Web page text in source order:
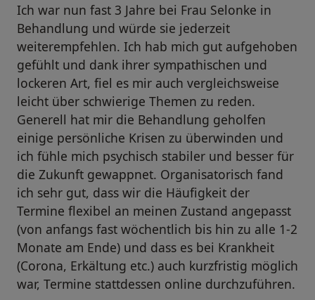
Ich war nun fast 3 Jahre bei Frau Selonke in
Behandlung und würde sie jederzeit
weiterempfehlen. Ich hab mich gut aufgehoben
gefühlt und dank ihrer sympathischen und
lockeren Art, fiel es mir auch vergleichsweise
leicht über schwierige Themen zu reden.
Generell hat mir die Behandlung geholfen
einige persönliche Krisen zu überwinden und
ich fühle mich psychisch stabiler und besser für
die Zukunft gewappnet. Organisatorisch fand
ich sehr gut, dass wir die Häufigkeit der
Termine flexibel an meinen Zustand angepasst
(von anfangs fast wöchentlich bis hin zu alle 1-2
Monate am Ende) und dass es bei Krankheit
(Corona, Erkältung etc.) auch kurzfristig möglich
war, Termine stattdessen online durchzuführen.